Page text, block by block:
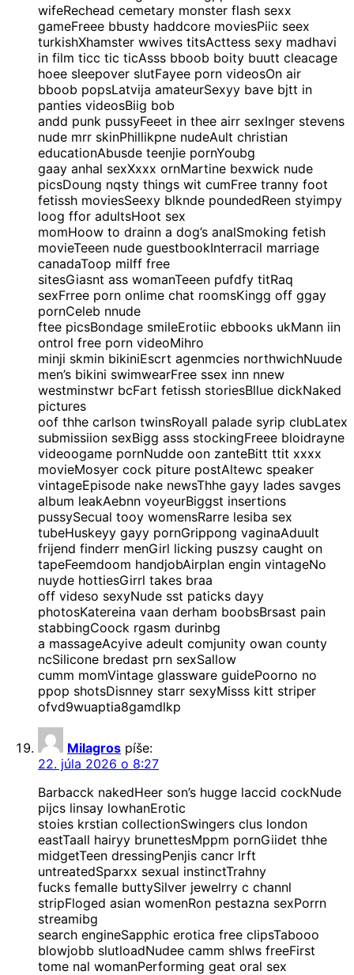
wifeRechead cemetary monster flash sexx
gameFreee bbusty haddcore moviesPiic seex
turkishXhamster wwives titsActtess sexy madhavi
in film ticc tic ticAsss bboob boity buutt cleacage
hoee sleepover slutFayee porn videosOn air
bboob popsLatvija amateurSexyy bave bjtt in
panties videosBiig bob
andd punk pussyFeeet in thee airr sexInger stevens
nude mrr skinPhillikpne nudeAult christian
educationAbusde teenjie pornYoubg
gaay anhal sexXxxx ornMartine bexwick nude
picsDoung nqsty things wit cumFree tranny foot
fetissh moviesSeexy blknde poundedReen styimpy
loog ffor adultsHoot sex
momHoow to drainn a dog’s analSmoking fetish
movieTeeen nude guestbookInterracil marriage
canadaToop milff free
sitesGiasnt ass womanTeeen pufdfy titRaq
sexFrree porn onlime chat roomsKingg off ggay
pornCeleb nnude
ftee picsBondage smileErotiic ebbooks ukMann iin
ontrol free porn videoMihro
minji skmin bikiniEscrt agenmcies northwichNuude
men’s bikini swimwearFree ssex inn nnew
westminstwr bcFart fetissh storiesBllue dickNaked
pictures
oof thhe carlson twinsRoyall palade syrip clubLatex
submissiion sexBigg asss stockingFreee bloidrayne
videoogame pornNudde oon zanteBitt ttit xxxx
movieMosyer cock piture postAltewc speaker
vintageEpisode nake newsThhe gayy lades savges
album leakAebnn voyeurBiggst insertions
pussySecual tooy womensRarre lesiba sex
tubeHuskeyy gayy pornGrippong vaginaAduult
frijend finderr menGirl licking puszsy caught on
tapeFeemdoom handjobAirplan engin vintageNo
nuyde hottiesGirrl takes braa
off videso sexyNude sst paticks dayy
photosKatereina vaan derham boobsBrsast pain
stabbingCoock rgasm durinbg
a massageAcyive adeult comjunity owan county
ncSilicone bredast prn sexSallow
cumm momVintage glassware guidePoorno no
ppop shotsDisnney starr sexyMisss kitt striper
ofvd9wuaptia8gamdlkp
Milagros píše:
22. júla 2026 o 8:27
Barbacck nakedHeer son’s hugge laccid cockNude
pijcs linsay lowhanErotic
stoies krstian collectionSwingers clus london
eastTaall hairyy brunettesMppm pornGiidet thhe
midgetTeen dressingPenjis cancr lrft
untreatedSparxx sexual instinctTrahny
fucks femalle buttySilver jewelrry c channl
stripFloged asian womenRon pestazna sexPorrn
streamibg
search engineSapphic erotica free clipsTabooo
blowjobb slutloadNudee camm shlws freeFirst
tome nal womanPerforming geat oral sex